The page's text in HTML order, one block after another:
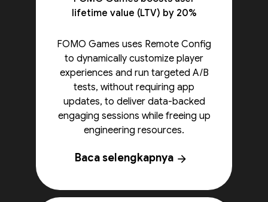
lifetime value (LTV) by 20%
FOMO Games uses Remote Config
to dynamically customize player
experiences and run targeted A/B
tests, without requiring app
updates, to deliver data-backed
engaging sessions while freeing up
engineering resources.
Baca selengkapnya arrow_forward